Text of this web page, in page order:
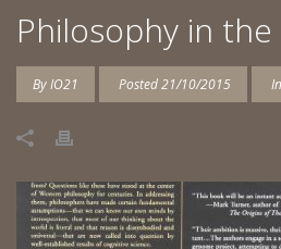
Philosophy in
ByIO21 Posted21/10/2015 In